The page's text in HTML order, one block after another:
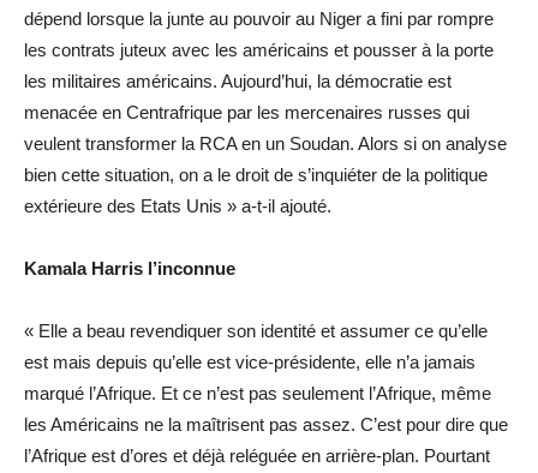
dépend lorsque la junte au pouvoir au Niger a fini par rompre
les contrats juteux avec les américains et pousser à la porte
les militaires américains. Aujourd’hui, la démocratie est
menacée en Centrafrique par les mercenaires russes qui
veulent transformer la RCA en un Soudan. Alors si on analyse
bien cette situation, on a le droit de s’inquiéter de la politique
extérieure des Etats Unis » a-t-il ajouté.
Kamala Harris l’inconnue
« Elle a beau revendiquer son identité et assumer ce qu’elle
est mais depuis qu’elle est vice-présidente, elle n’a jamais
marqué l’Afrique. Et ce n’est pas seulement l’Afrique, même
les Américains ne la maîtrisent pas assez. C’est pour dire que
l’Afrique est d’ores et déjà reléguée en arrière-plan. Pourtant